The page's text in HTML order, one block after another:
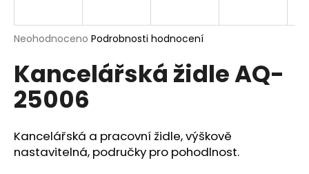
Průměrné
produktu
je
0,0
z
hvězdiček.
Neohodnoceno Podrobnosti hodnocení
Kancelářská židle AQ-
25006
Kancelářská a pracovní židle, výškově
nastavitelná, područky pro pohodlnost.
j
t
?
HLEDAT